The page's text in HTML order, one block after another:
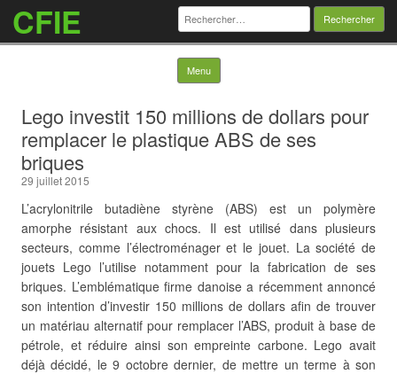
CFIE Rechercher :
Menu Skip to content
Lego investit 150 millions de dollars pour
remplacer le plastique ABS de ses
briques
29 juillet 2015
L’acrylonitrile butadiène styrène (ABS) est un polymère
amorphe résistant aux chocs. Il est utilisé dans plusieurs
secteurs, comme l’électroménager et le jouet. La société de
jouets Lego l’utilise notamment pour la fabrication de ses
briques. L’emblématique firme danoise a récemment annoncé
son intention d’investir 150 millions de dollars afin de trouver
un matériau alternatif pour remplacer l’ABS, produit à base de
pétrole, et réduire ainsi son empreinte carbone. Lego avait
déjà décidé, le 9 octobre dernier, de mettre un terme à son